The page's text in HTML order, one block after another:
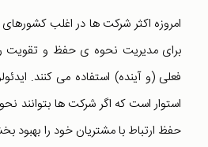
امروزه اکثر شرکت ها در اغلب کشورهای
برای مدیریت نحوه ی حفظ و تقویت
فعلی (و آینده) استفاده می کنند.
استوار است که اگر شرکت ها بتوانند
حفظ ارتباط با مشتریان خود را بهبود